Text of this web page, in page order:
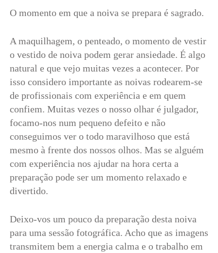
O momento em que a noiva se prepara é sagrado.
A maquilhagem, o penteado, o momento de vestir
o vestido de noiva podem gerar ansiedade. É algo
natural e que vejo muitas vezes a acontecer. Por
isso considero importante as noivas rodearem-se
de profissionais com experiência e em quem
confiem. Muitas vezes o nosso olhar é julgador,
focamo-nos num pequeno defeito e não
conseguimos ver o todo maravilhoso que está
mesmo à frente dos nossos olhos. Mas se alguém
com experiência nos ajudar na hora certa a
preparação pode ser um momento relaxado e
divertido.
Deixo-vos um pouco da preparação desta noiva
para uma sessão fotográfica. Acho que as imagens
transmitem bem a energia calma e o trabalho em